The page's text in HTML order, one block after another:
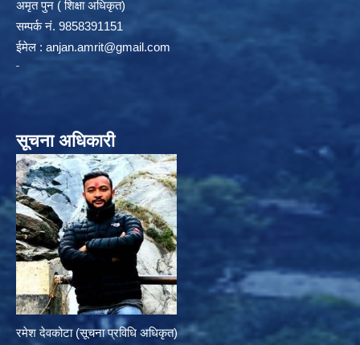
अमृत पुन ( शिक्षा अधिकृत)
सम्पर्क न‌ं. 9858391151
ईमेल : anjan.amrit@gmail.com
सूचना अधिकारी
रमेश देवकोटा (सूचना प्रविधि अधिकृत)